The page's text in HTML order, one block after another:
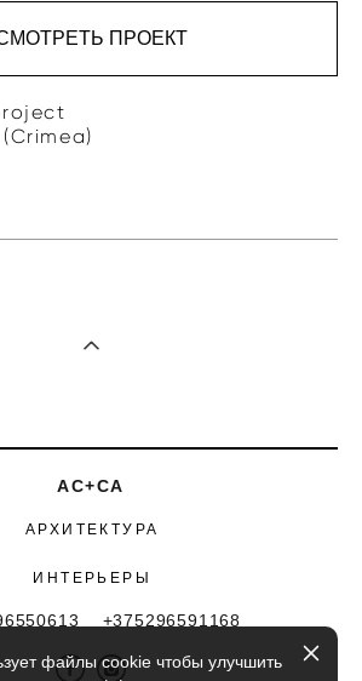
ПРОЕКТ
АС+СА
АРХИТЕКТУРА
ИНТЕРЬЕРЫ
+375296591168
файлы cookie чтобы улучшить